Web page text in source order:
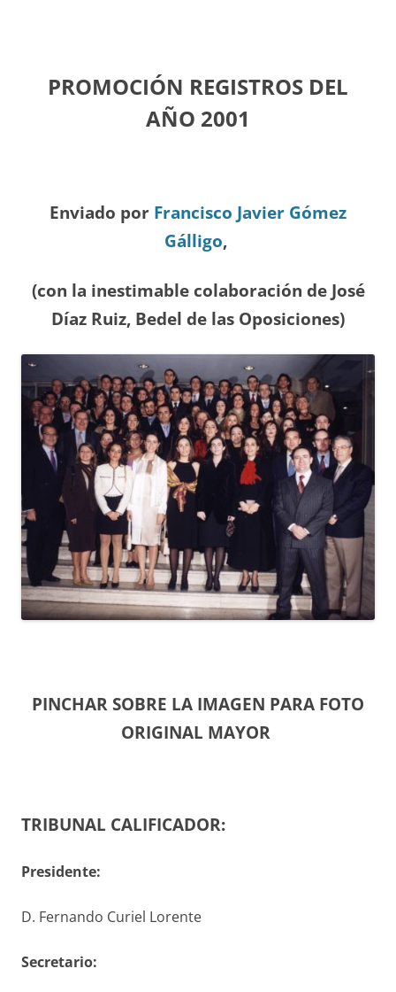
PROMOCIÓN REGISTROS DEL
AÑO 2001
Enviado por Francisco Javier Gómez
Gálligo,
(con la inestimable colaboración de José
Díaz Ruiz, Bedel de las Oposiciones)
PINCHAR SOBRE LA IMAGEN PARA FOTO
ORIGINAL MAYOR
TRIBUNAL CALIFICADOR:
Presidente:
D. Fernando Curiel Lorente
Secretario: